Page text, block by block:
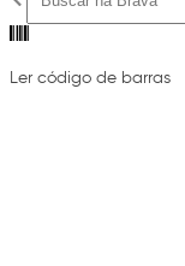
Ler código de barras